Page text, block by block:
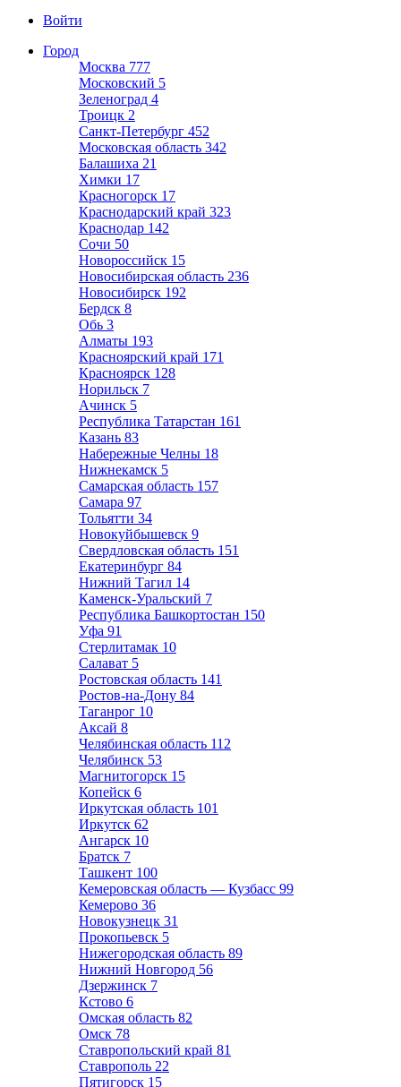
Войти
Город
Москва 777
Московский 5
Зеленоград 4
Троицк 2
Санкт-Петербург 452
Московская область 342
Балашиха 21
Химки 17
Красногорск 17
Краснодарский край 323
Краснодар 142
Сочи 50
Новороссийск 15
Новосибирская область 236
Новосибирск 192
Бердск 8
Обь 3
Алматы 193
Красноярский край 171
Красноярск 128
Норильск 7
Ачинск 5
Республика Татарстан 161
Казань 83
Набережные Челны 18
Нижнекамск 5
Самарская область 157
Самара 97
Тольятти 34
Новокуйбышевск 9
Свердловская область 151
Екатеринбург 84
Нижний Тагил 14
Каменск-Уральский 7
Республика Башкортостан 150
Уфа 91
Стерлитамак 10
Салават 5
Ростовская область 141
Ростов-на-Дону 84
Таганрог 10
Аксай 8
Челябинская область 112
Челябинск 53
Магнитогорск 15
Копейск 6
Иркутская область 101
Иркутск 62
Ангарск 10
Братск 7
Ташкент 100
Кемеровская область — Кузбасс 99
Кемерово 36
Новокузнецк 31
Прокопьевск 5
Нижегородская область 89
Нижний Новгород 56
Дзержинск 7
Кстово 6
Омская область 82
Омск 78
Ставропольский край 81
Ставрополь 22
Пятигорск 15